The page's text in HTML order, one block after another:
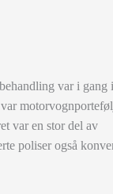
var i gang
var en stor del av
poliser også